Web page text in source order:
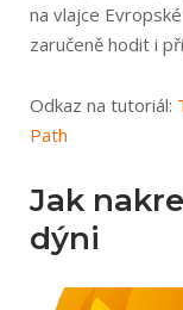
na vlajce
zaručeně hodit i
Odkaz na tutoriál:
Path
Jak
dýni